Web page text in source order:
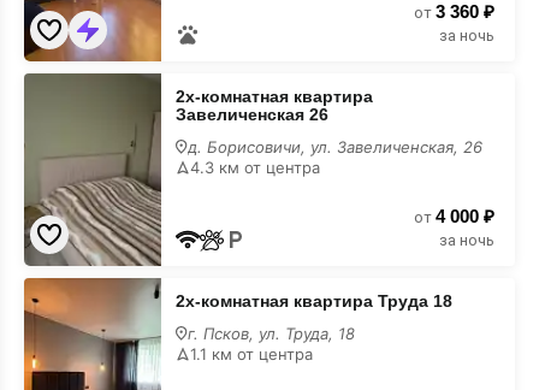
от 3 360 ₽
за ночь
2х-
Завеличенская
2х-комнатная квартира
Завеличенская 26
д. Борисовичи, ул. Завеличенская, 26
4.3 км от центра
от 4 000 ₽
за ночь
2х-
комнатная
квартира
Труда
18
2х-комнатная квартира Труда 18
г. Псков, ул. Труда, 18
1.1 км от центра